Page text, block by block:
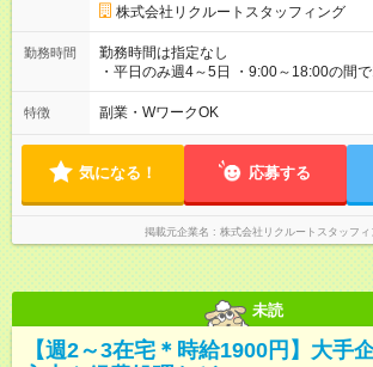
雇用契約を締結している会社がある場合、
（休職中、有給消化期
株式会社リクルートスタッフィング
勤務時間
勤務時間は指定なし
・平日のみ週4～5日 ・9:00～18:00の間
5日の場合は実働5.5時間） ・残業1～5時
初2営業日＆5月、8月、11月、2月です
特徴 副業・WワークOK
気になる！ 応募する
掲載元企業名 株式会社リクルートスタッフィ
未読
【週2～3在宅＊時給1900円】大手